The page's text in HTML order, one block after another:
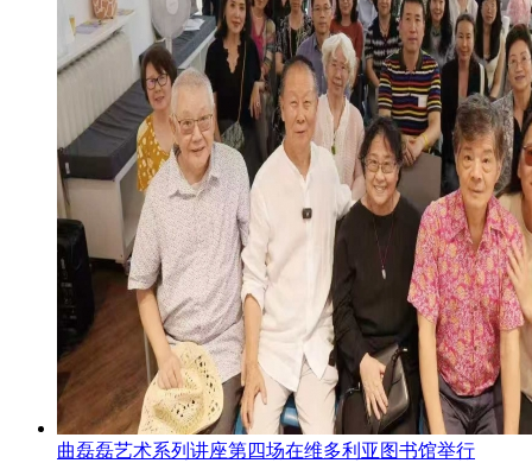
曲磊磊艺术系列讲座第四场在维多利亚图书馆举行